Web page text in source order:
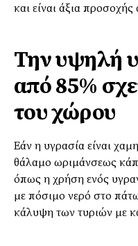
και είναι άξια
Την υψηλή
από 85%
του χώρου
Εάν η υγρασία είναι
θάλαμο ωριμάνσεως
όπως η χρήση ενός
με πόσιμο νερό στο
κάλυψη των τυριών με